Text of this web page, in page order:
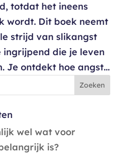
totdat het ineens
wordt. Dit boek neemt
strijd van slikangst
ingrijpend die je leven
Je ontdekt hoe angst...
wel wat voor
is?